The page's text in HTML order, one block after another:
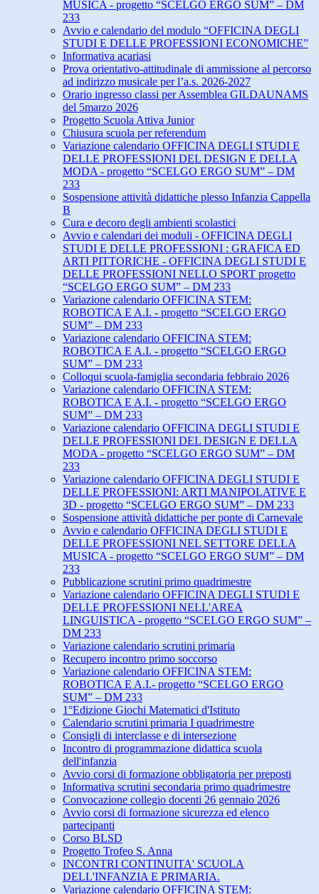
MUSICA - progetto “SCELGO ERGO SUM” – DM
233
Avvio e calendario del modulo “OFFICINA DEGLI
STUDI E DELLE PROFESSIONI ECONOMICHE”
Informativa acariasi
Prova orientativo-attitudinale di ammissione al percorso
ad indirizzo musicale per l’a.s. 2026-2027
Orario ingresso classi per Assemblea GILDAUNAMS
del 5marzo 2026
Progetto Scuola Attiva Junior
Chiusura scuola per referendum
Variazione calendario OFFICINA DEGLI STUDI E
DELLE PROFESSIONI DEL DESIGN E DELLA
MODA - progetto “SCELGO ERGO SUM” – DM
233
Sospensione attività didattiche plesso Infanzia Cappella
B
Cura e decoro degli ambienti scolastici
Avvio e calendari dei moduli - OFFICINA DEGLI
STUDI E DELLE PROFESSIONI : GRAFICA ED
ARTI PITTORICHE - OFFICINA DEGLI STUDI E
DELLE PROFESSIONI NELLO SPORT progetto
“SCELGO ERGO SUM” – DM 233
Variazione calendario OFFICINA STEM:
ROBOTICA E A.I. - progetto “SCELGO ERGO
SUM” – DM 233
Variazione calendario OFFICINA STEM:
ROBOTICA E A.I. - progetto “SCELGO ERGO
SUM” – DM 233
Colloqui scuola-famiglia secondaria febbraio 2026
Variazione calendario OFFICINA STEM:
ROBOTICA E A.I. - progetto “SCELGO ERGO
SUM” – DM 233
Variazione calendario OFFICINA DEGLI STUDI E
DELLE PROFESSIONI DEL DESIGN E DELLA
MODA - progetto “SCELGO ERGO SUM” – DM
233
Variazione calendario OFFICINA DEGLI STUDI E
DELLE PROFESSIONI: ARTI MANIPOLATIVE E
3D - progetto “SCELGO ERGO SUM” – DM 233
Sospensione attività didattiche per ponte di Carnevale
Avvio e calendario OFFICINA DEGLI STUDI E
DELLE PROFESSIONI NEL SETTORE DELLA
MUSICA - progetto “SCELGO ERGO SUM” – DM
233
Pubblicazione scrutini primo quadrimestre
Variazione calendario OFFICINA DEGLI STUDI E
DELLE PROFESSIONI NELL'AREA
LINGUISTICA - progetto “SCELGO ERGO SUM” –
DM 233
Variazione calendario scrutini primaria
Recupero incontro primo soccorso
Variazione calendario OFFICINA STEM:
ROBOTICA E A.I.- progetto “SCELGO ERGO
SUM” – DM 233
1°Edizione Giochi Matematici d'Istituto
Calendario scrutini primaria I quadrimestre
Consigli di interclasse e di intersezione
Incontro di programmazione didattica scuola
dell'infanzia
Avvio corsi di formazione obbligatoria per preposti
Informativa scrutini secondaria primo quadrimestre
Convocazione collegio docenti 26 gennaio 2026
Avvio corsi di formazione sicurezza ed elenco
partecipanti
Corso BLSD
Progetto Trofeo S. Anna
INCONTRI CONTINUITA' SCUOLA
DELL'INFANZIA E PRIMARIA.
Variazione calendario OFFICINA STEM: